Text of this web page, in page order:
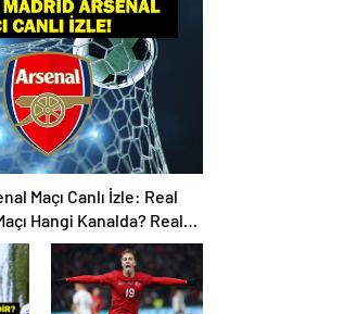
ilerliyoruz
Maçı Canlı İzle: Real
Hangi Kanalda? Real
Ne Zaman, Saat Kaçta?